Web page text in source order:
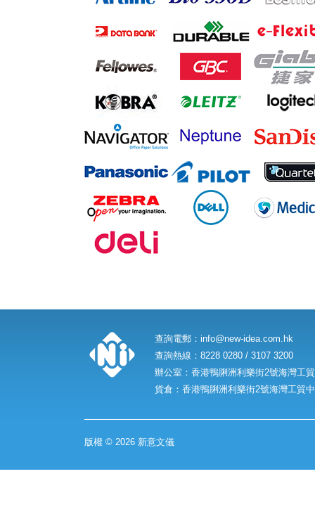
查詢電郵： info@new-idea.com.hk
查詢熱線：8228 0280 / 3107 3200
辦公室：香港鴨脷洲利樂街2號海灣工
貨倉：香港鴨脷洲利樂街2號海灣工貿
版權 © 2026 新意文儀